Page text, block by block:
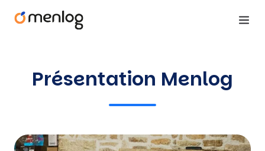
Présentation Menlog